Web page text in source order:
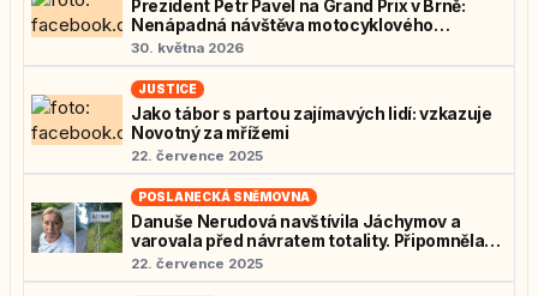
Prezident Petr Pavel na Grand Prix v Brně:
Nenápadná návštěva motocyklového
nadšence
30. května 2026
JUSTICE
Jako tábor s partou zajímavých lidí: vzkazuje
Novotný za mřížemi
22. července 2025
POSLANECKÁ SNĚMOVNA
Danuše Nerudová navštívila Jáchymov a
varovala před návratem totality. Připomněla
osudy politických vězňů: „Nedovolme návrat
zrůd“
22. července 2025